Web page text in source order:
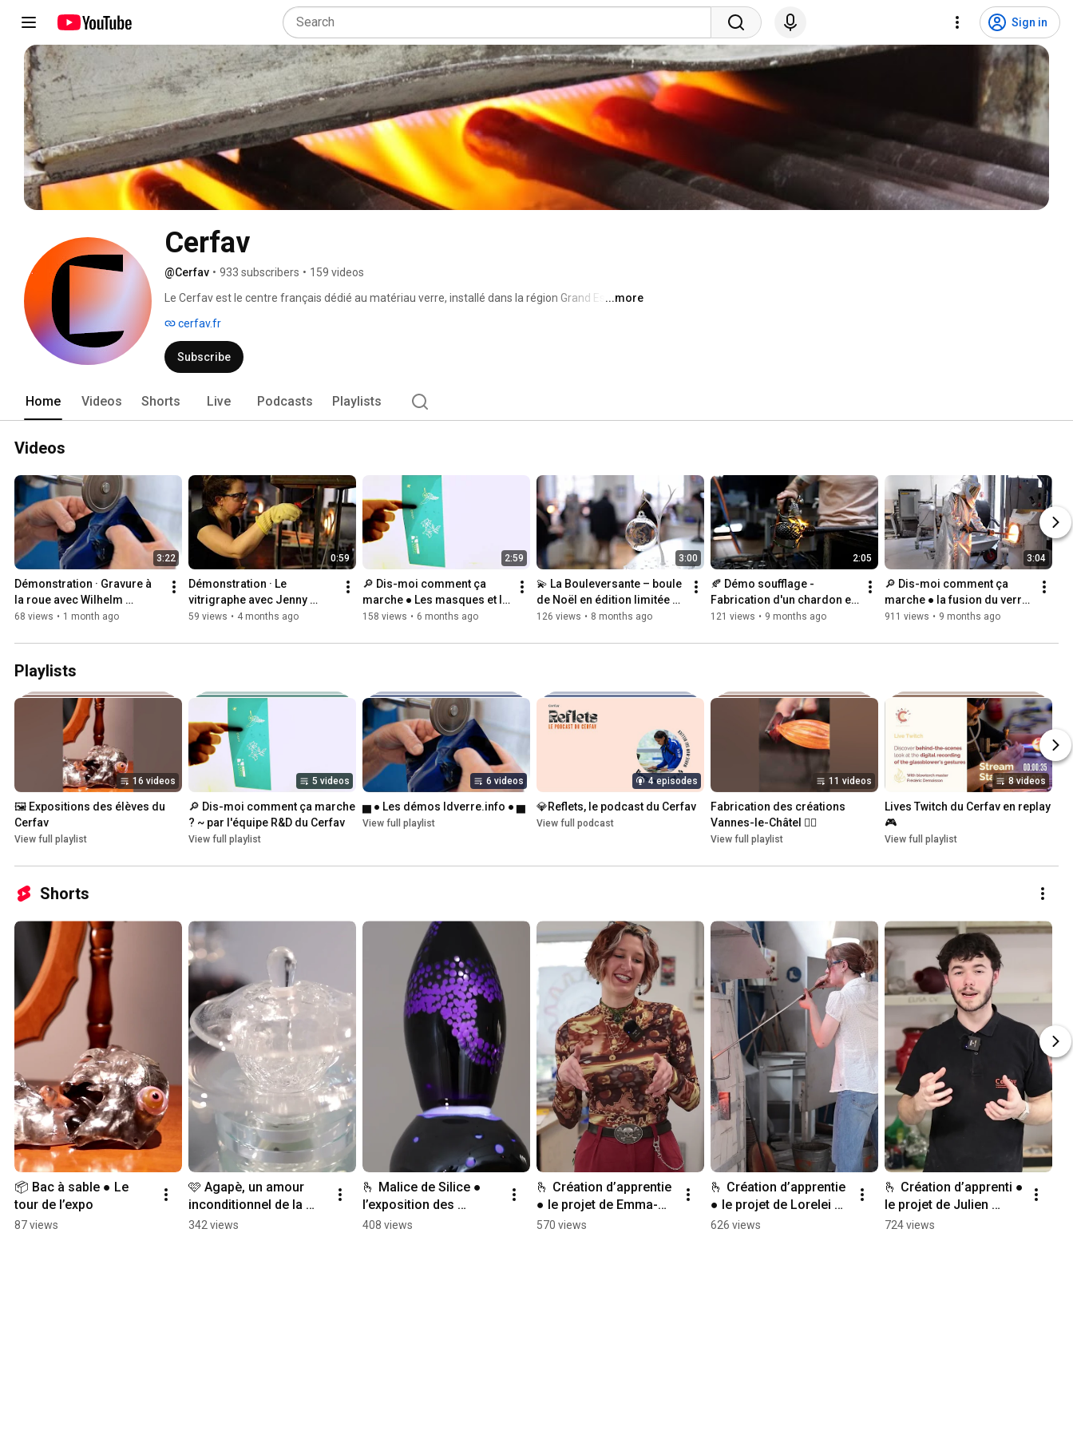
Sign in
Cerfav
@Cerfav • 933 subscribers • 159 videos
Le Cerfav est le centre français dédié au matériau verre, installé dans la région Grand Est à ...more
cerfav.fr
Subscribe
Home Videos Shorts Live Podcasts Playlists
Videos
3:22
Démonstration · Gravure à
la roue avec Wilhelm
Vernim
68 views • 1 month ago
0:59
Démonstration · Le
vitrigraphe avec Jenny
Trinks 🥢
59 views • 4 months ago
2:59
🔎 Dis-moi comment ça
marche ● Les masques et le
sablage 🔆
158 views • 6 months ago
3:00
💫 La Bouleversante – boule
de Noël en édition limitée
créée pour Destination
126 views • 8 months ago
2:05
🍂 Démo soufflage -
Fabrication d'un chardon en
verre
121 views • 9 months ago
3:04
🔎 Dis-moi comment ça
marche ● la fusion du verre
🔥
911 views • 9 months ago
Playlists
16 videos
🖼️ Expositions des élèves du
Cerfav
View full playlist
5 videos
🔎 Dis-moi comment ça marche
? ~ par l'équipe R&D du Cerfav
View full playlist
6 videos
▅ ● Les démos Idverre.info ● ▅
View full playlist
4 episodes
💎Reflets, le podcast du Cerfav
View full podcast
11 videos
Fabrication des créations
Vannes-le-Châtel ❤️‍🔥
View full playlist
8 videos
Lives Twitch du Cerfav en replay
🎮
View full playlist
Shorts
📦 Bac à sable ● Le
tour de l’expo
87 views
🩷 Agapè, un amour
inconditionnel de la
matière ● l’expo des
342 views
🫰 Malice de Silice ●
l’exposition des
apprentis à la galerie
408 views
🫰 Création d’apprentie
● le projet de Emma-
louise Mania ●
570 views
🫰 Création d’apprentie
● le projet de Lorelei
Couderc ●  Exposition
626 views
🫰 Création d’apprenti ●
le projet de Julien
Bellier ● exposition
724 views